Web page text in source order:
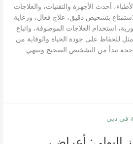
أحدث الأجهزة والتقنيات، والعلاجات
بتشخيص دقيق، علاج فعال، ورعاية
استخدام العلاجات الموصوفة، واتباع
للحفاظ على جودة الحياة والوقاية من
تبدأ من التشخيص الصحيح وتنتهي